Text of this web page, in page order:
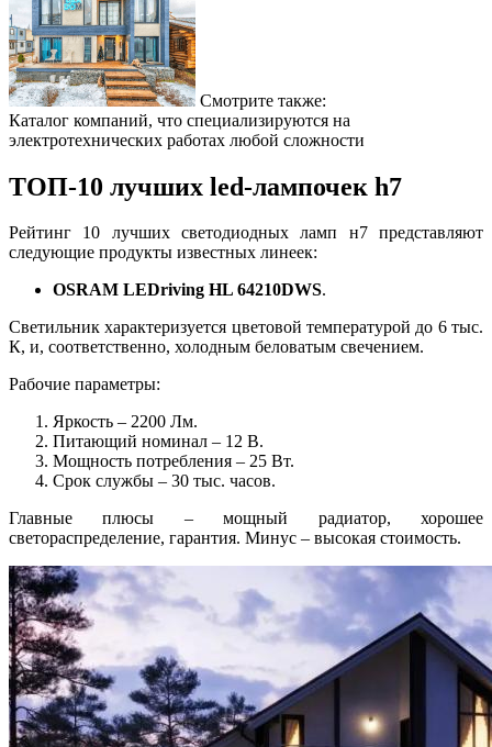
Смотрите также:
Каталог компаний, что специализируются на
электротехнических работах любой сложности
ТОП-10 лучших led-лампочек h7
Рейтинг 10 лучших светодиодных ламп н7 представляют
следующие продукты известных линеек:
OSRAM LEDriving HL 64210DWS.
Светильник характеризуется цветовой температурой до 6 тыс.
К, и, соответственно, холодным беловатым свечением.
Рабочие параметры:
Яркость – 2200 Лм.
Питающий номинал – 12 В.
Мощность потребления – 25 Вт.
Срок службы – 30 тыс. часов.
Главные плюсы – мощный радиатор, хорошее
светораспределение, гарантия. Минус – высокая стоимость.